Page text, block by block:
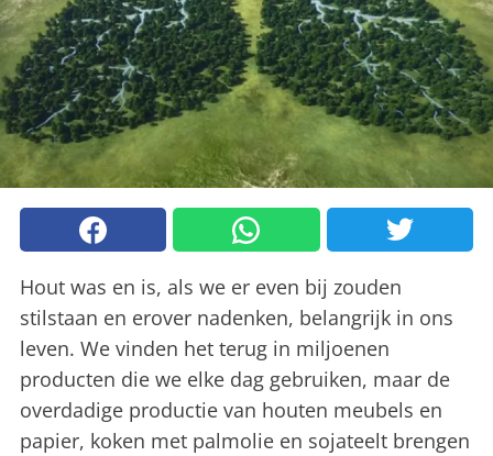
Hout was en is, als we er even bij zouden
stilstaan en erover nadenken, belangrijk in ons
leven. We vinden het terug in miljoenen
producten die we elke dag gebruiken, maar de
overdadige productie van houten meubels en
papier, koken met palmolie en sojateelt brengen